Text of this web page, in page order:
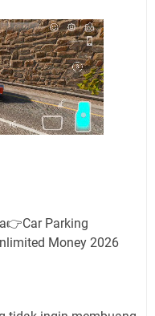
Parking
Money 2026